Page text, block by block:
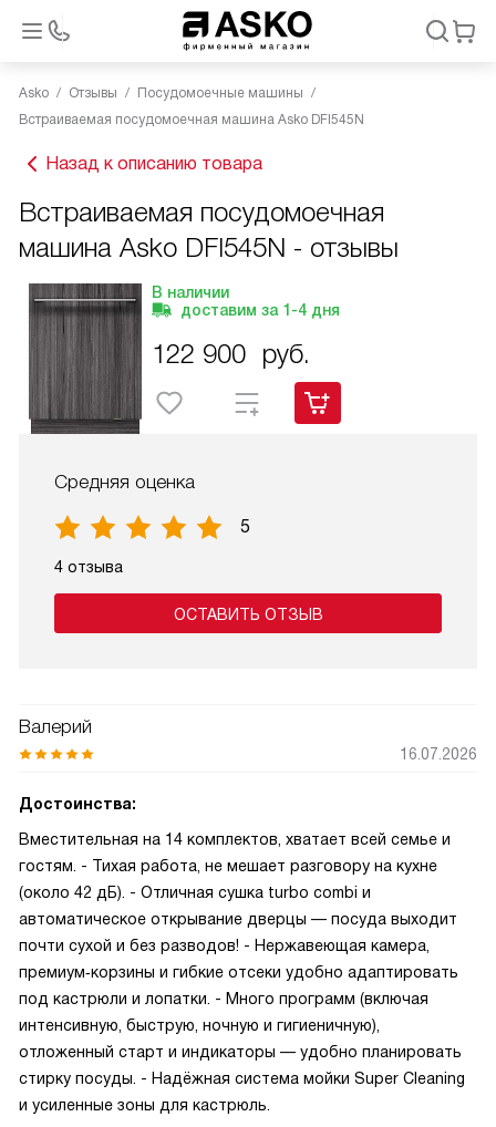
Asko Отзывы
Посудомоечные машины
Встраиваемая посудомоечная машина Asko DFI545N
Назад к описанию товара
Встраиваемая посудомоечная
машина Asko DFI545N - отзывы
В наличии
доставим за 1-4 дня
122 900 руб.
Средняя оценка
5
4 отзыва
ОСТАВИТЬ ОТЗЫВ
Валерий
16.07.2026
Достоинства:
Вместительная на 14 комплектов, хватает всей семье и
гостям. - Тихая работа, не мешает разговору на кухне
(около 42 дБ). - Отличная сушка turbo combi и
автоматическое открывание дверцы — посуда выходит
почти сухой и без разводов! - Нержавеющая камера,
премиум‑корзины и гибкие отсеки удобно адаптировать
под кастрюли и лопатки. - Много программ (включая
интенсивную, быструю, ночную и гигиеничную),
отложенный старт и индикаторы — удобно планировать
стирку посуды. - Надёжная система мойки Super Cleaning
и усиленные зоны для кастрюль.